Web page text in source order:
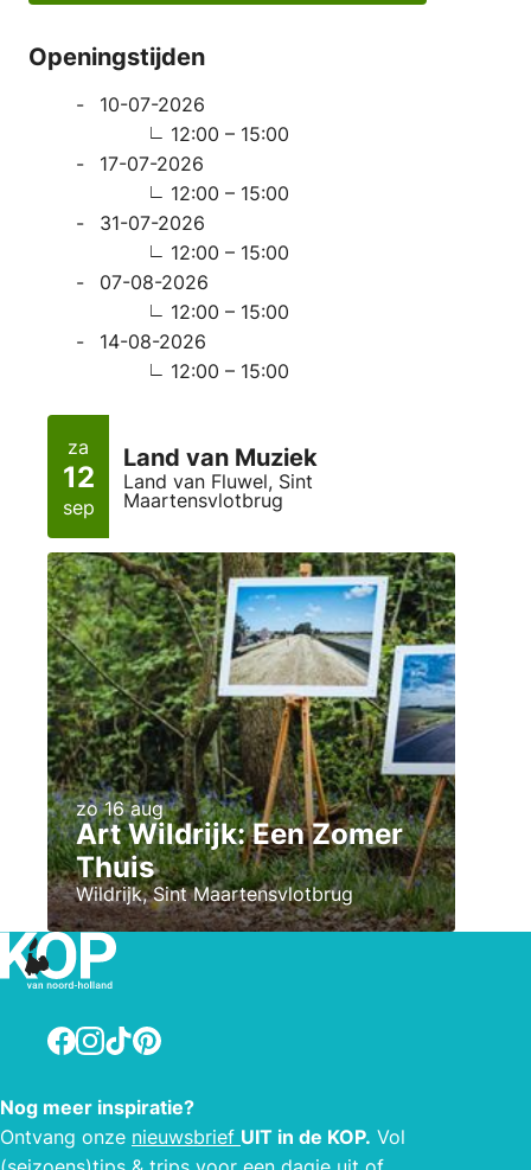
Openingstijden
10-07-2026
12:00 – 15:00
17-07-2026
12:00 – 15:00
31-07-2026
12:00 – 15:00
07-08-2026
12:00 – 15:00
14-08-2026
12:00 – 15:00
za
12
sep
Land van Muziek
Land van Fluwel, Sint
Maartensvlotbrug
zo 16 aug
Art Wildrijk: Een Zomer
Thuis
Wildrijk, Sint Maartensvlotbrug
Facebook
Instagram
TikTokPinterest
Nog meer inspiratie?
Ontvang onze nieuwsbrief UIT in de KOP. Vol